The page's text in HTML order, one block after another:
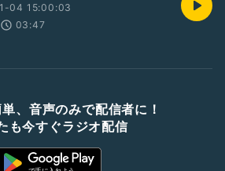
04 15:00:03
03:47
、音声のみで配信者に！
も今すぐラジオ配信